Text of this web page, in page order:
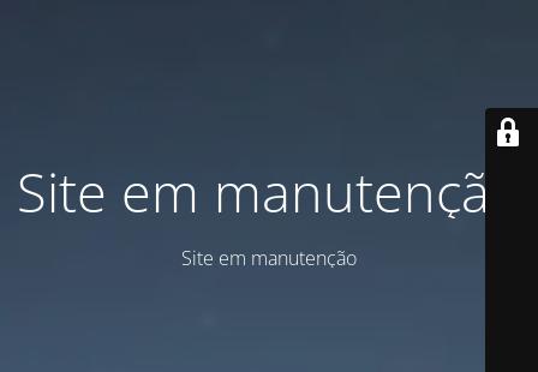
Site em manutenção
Site em manutenção